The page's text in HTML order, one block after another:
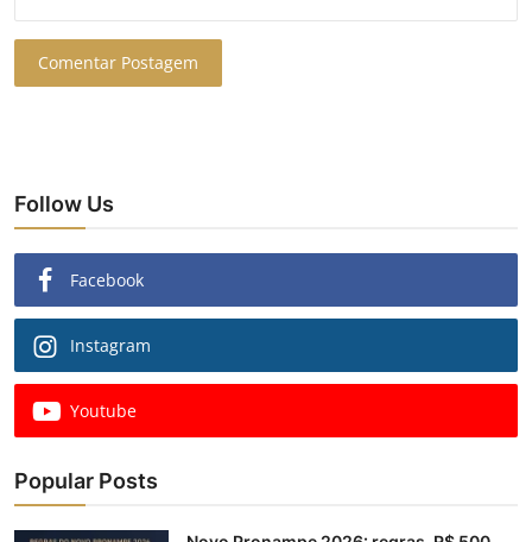
Comentar Postagem
Follow Us
Facebook
Instagram
Youtube
Popular Posts